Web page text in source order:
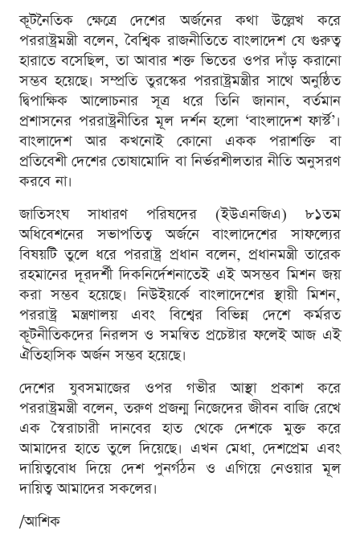
কূটনৈতিক ক্ষেত্রে দেশের অর্জনের কথা উল্লেখ করে
পররাষ্ট্রমন্ত্রী বলেন, বৈশ্বিক রাজনীতিতে বাংলাদেশ যে গুরুত্ব
হারাতে বসেছিল, তা আবার শক্ত ভিতের ওপর দাঁড় করানো
সম্ভব হয়েছে। সম্প্রতি তুরস্কের পররাষ্ট্রমন্ত্রীর সাথে অনুষ্ঠিত
দ্বিপাক্ষিক আলোচনার সূত্র ধরে তিনি জানান, বর্তমান
প্রশাসনের পররাষ্ট্রনীতির মূল দর্শন হলো ‘বাংলাদেশ ফার্স্ট’।
বাংলাদেশ আর কখনোই কোনো একক পরাশক্তি বা
প্রতিবেশী দেশের তোষামোদি বা নির্ভরশীলতার নীতি অনুসরণ
করবে না।
জাতিসংঘ সাধারণ পরিষদের (ইউএনজিএ) ৮১তম
অধিবেশনের সভাপতিত্ব অর্জনে বাংলাদেশের সাফল্যের
বিষয়টি তুলে ধরে পররাষ্ট্র প্রধান বলেন, প্রধানমন্ত্রী তারেক
রহমানের দূরদর্শী দিকনির্দেশনাতেই এই অসম্ভব মিশন জয়
করা সম্ভব হয়েছে। নিউইয়র্কে বাংলাদেশের স্থায়ী মিশন,
পররাষ্ট্র মন্ত্রণালয় এবং বিশ্বের বিভিন্ন দেশে কর্মরত
কূটনীতিকদের নিরলস ও সমন্বিত প্রচেষ্টার ফলেই আজ এই
ঐতিহাসিক অর্জন সম্ভব হয়েছে।
দেশের যুবসমাজের ওপর গভীর আস্থা প্রকাশ করে
পররাষ্ট্রমন্ত্রী বলেন, তরুণ প্রজন্ম নিজেদের জীবন বাজি রেখে
এক স্বৈরাচারী দানবের হাত থেকে দেশকে মুক্ত করে
আমাদের হাতে তুলে দিয়েছে। এখন মেধা, দেশপ্রেম এবং
দায়িত্ববোধ দিয়ে দেশ পুনর্গঠন ও এগিয়ে নেওয়ার মূল
দায়িত্ব আমাদের সকলের।
/আশিক